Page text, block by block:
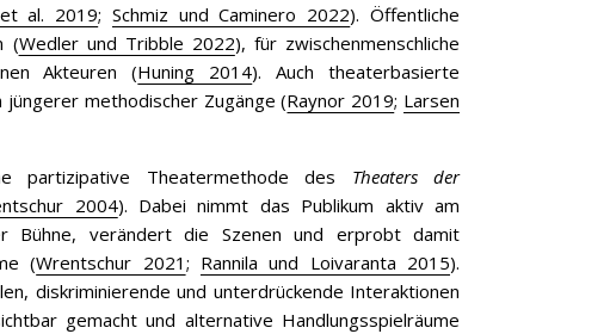
al. 2019; Schmiz und Caminero 2022). Öffentliche
(Wedler und Tribble 2022), für zwischenmenschliche
Akteuren (Huning 2014). Auch theaterbasierte
methodischer Zugänge (Raynor 2019; Larsen
partizipative Theatermethode des Theaters der
2004). Dabei nimmt das Publikum aktiv am
Bühne, verändert die Szenen und erprobt damit
(Wrentschur 2021 ; Rannila und Loivaranta 2015).
diskriminierende und unterdrückende Interaktionen
gemacht und alternative Handlungsspielräume